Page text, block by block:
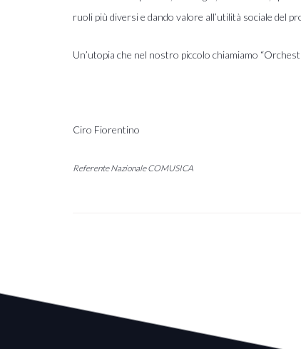
ruoli più diversi e dando valore all’utilità sociale del
Un’utopia che nel nostro piccolo chiamiamo
Ciro Fiorentino
Referente Nazionale COMUSICA